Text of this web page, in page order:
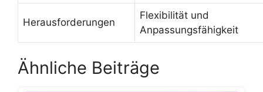
Herausforderungen
Flexibilität und
Anpassungsfähigkeit
Ähnliche Beiträge